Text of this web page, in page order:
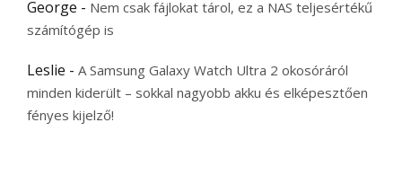
George - Nem csak fájlokat tárol, ez a NAS teljesértékű
számítógép is
Leslie - A Samsung Galaxy Watch Ultra 2 okosóráról
minden kiderült – sokkal nagyobb akku és elképesztően
fényes kijelző!